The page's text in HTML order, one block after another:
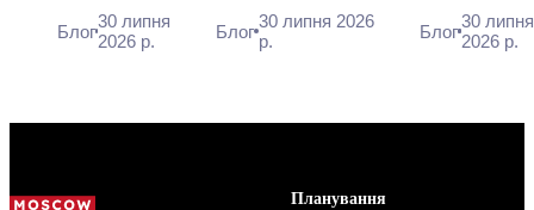
дати та як
дістатися з
деревянного
Владими...
Блог30 липня
2026 р.
Кремлем
Почему источники
Блог 30 липня 2026
р.
автобус
рублей,
Блог30 липня
2026 р.
Планування